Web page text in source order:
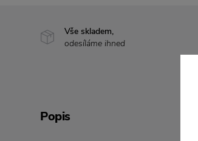
Vše skladem,
odesíláme ihned
Popis